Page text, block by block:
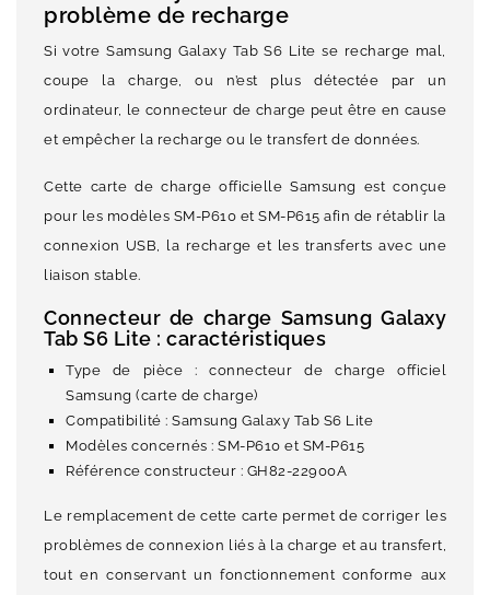
problème de recharge
Si votre Samsung Galaxy Tab S6 Lite se recharge mal,
coupe la charge, ou n’est plus détectée par un
ordinateur, le connecteur de charge peut être en cause
et empêcher la recharge ou le transfert de données.
Cette carte de charge officielle Samsung est conçue
pour les modèles SM-P610 et SM-P615 afin de rétablir la
connexion USB, la recharge et les transferts avec une
liaison stable.
Connecteur de charge Samsung Galaxy
Tab S6 Lite : caractéristiques
Type de pièce : connecteur de charge officiel
Samsung (carte de charge)
Compatibilité : Samsung Galaxy Tab S6 Lite
Modèles concernés : SM-P610 et SM-P615
Référence constructeur : GH82-22900A
Le remplacement de cette carte permet de corriger les
problèmes de connexion liés à la charge et au transfert,
tout en conservant un fonctionnement conforme aux